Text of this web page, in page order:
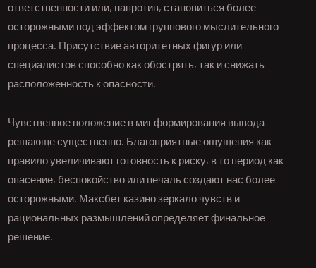
ответственности или, напротив, становиться более
осторожными под эффектом группового мыслительного
процесса. Присутствие авторитетных фигур или
специалистов способно как обострять, так и снижать
расположенность к опасности.
Чувственное положение в миг формирования вывода
решающе существенно. Благоприятные ощущения как
правило увеличивают готовность к риску, в то период как
опасение, беспокойство или печаль создают нас более
осторожными. Максбет казино зеркало чувств и
рациональных размышлений определяет финальное
решение.